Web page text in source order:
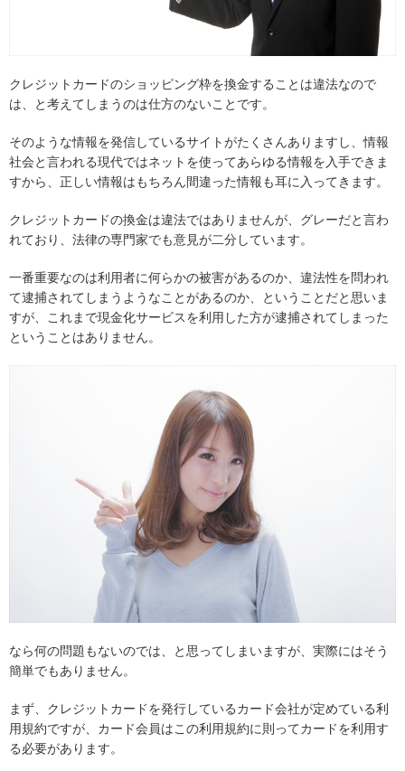
クレジットカードのショッピング枠を換金することは違法なので
は、と考えてしまうのは仕方のないことです。
そのような情報を発信しているサイトがたくさんありますし、情報
社会と言われる現代ではネットを使ってあらゆる情報を入手できま
すから、正しい情報はもちろん間違った情報も耳に入ってきます。
クレジットカードの換金は違法ではありませんが、グレーだと言わ
れており、法律の専門家でも意見が二分しています。
一番重要なのは利用者に何らかの被害があるのか、違法性を問われ
て逮捕されてしまうようなことがあるのか、ということだと思いま
すが、これまで現金化サービスを利用した方が逮捕されてしまった
ということはありません。
なら何の問題もないのでは、と思ってしまいますが、実際にはそう
簡単でもありません。
まず、クレジットカードを発行しているカード会社が定めている利
用規約ですが、カード会員はこの利用規約に則ってカードを利用す
る必要があります。